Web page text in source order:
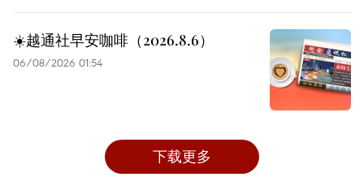
☀️越通社早安咖啡（2026.8.6）
06/08/2026 01:54
下载更多